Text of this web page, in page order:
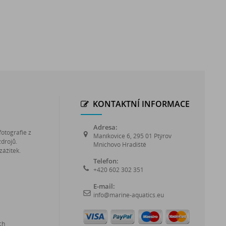
z
KONTAKTNÍ INFORMACE
Adresa:
Maníkovice 6, 295 01 Ptýrov
Mnichovo Hradiště
Telefon:
+420 602 302 351
E-mail:
info@marine-aquatics.eu